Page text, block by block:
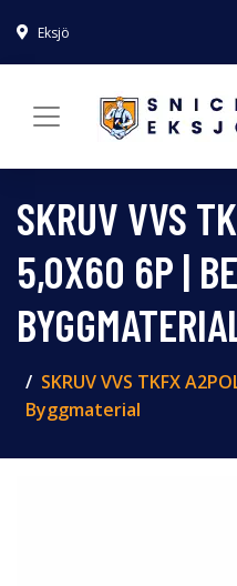
Eksjö
SKRUV VVS
5,0X60 6P |
SKRUV VVS TKFX
Byggmaterial